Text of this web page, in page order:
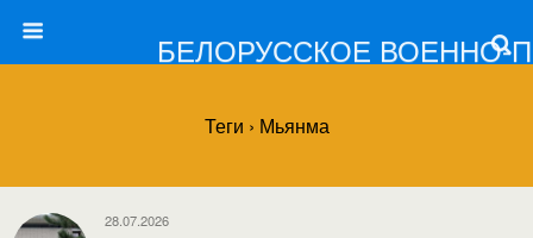
БЕЛОРУССКОЕ ВОЕННО-
Теги › Мьянма
28.07.2026